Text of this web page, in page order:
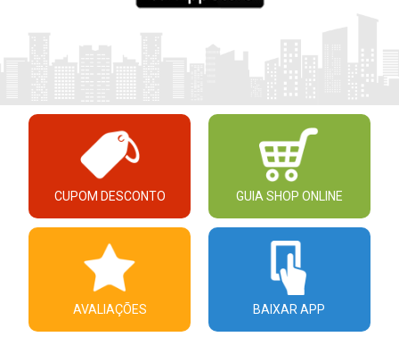
CUPOM DESCONTO GUIA SHOP ONLINE
AVALIAÇÕES BAIXAR APP